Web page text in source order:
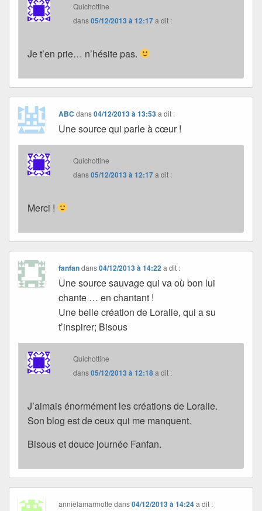
Quichottine
dans05/12/2013 à 12:17a dit :
Je t’en prie… n’hésite pas.
ABC dans04/12/2013 à 13:53 a dit :
Une source qui parle à cœur !
Quichottine
dans05/12/2013 à 12:17a dit :
Merci !
fanfandans04/12/2013 à 14:22 a dit :
Une source sauvage qui va où bon lui
chante … en chantant !
Une belle création de Loralie, qui a su
t’inspirer; Bisous
Quichottine
dans05/12/2013 à 12:18a dit :
J’aimais énormément les créations de Loralie.
Son blog est de ceux qui me manquent.
Bisous et douce journée Fanfan.
annielamarmotte dans04/12/2013 à 14:24 a dit :